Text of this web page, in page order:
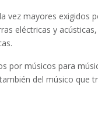
vez mayores
eléctricas y
por músicos para
del músico que